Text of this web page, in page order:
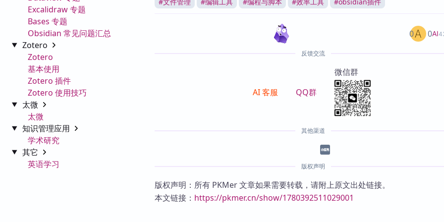
Excalidraw 专题
Bases 专题
Obsidian 常见问题汇总
Zotero
Zotero
基本使用
Zotero 插件
Zotero 使用技巧
太微
太微
知识管理应用
学术研究
其它
英语学习
AI
0 0
反馈交流
AI 客服 QQ群
微信群
其他渠道
版权声明
版权声明：所有 PKMer 文章如果需要转载，请附上原文出处链接。
本文链接： https://pkmer.cn/show/1780392511029001